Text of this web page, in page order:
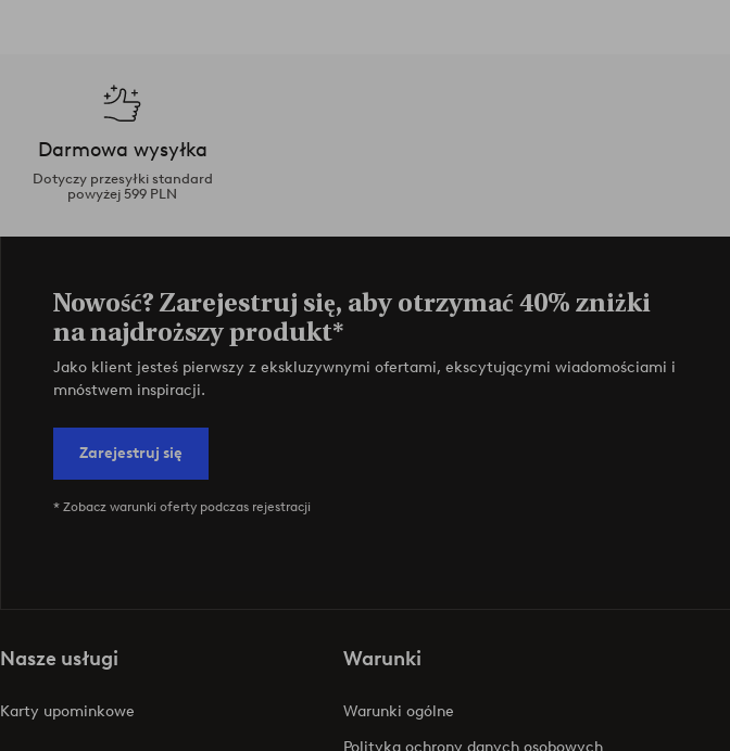
Darmowa wysyłka
Dotyczy przesyłki standard
powyżej 599 PLN
Nowość? Zarejestruj się, aby otrzymać 40% zniżki
na najdroższy produkt*
Jako klient jesteś pierwszy z ekskluzywnymi ofertami, ekscytującymi wiadomościami i
mnóstwem inspiracji.
Zarejestruj się
* Zobacz warunki oferty podczas rejestracji
Nasze usługi
Karty upominkowe
Warunki
Warunki ogólne
Polityka ochrony danych osobowych